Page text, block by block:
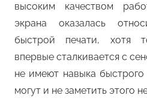
высоким качеством
экрана оказалась
быстрой печати, хотя
впервые сталкивается с
не имеют навыка
могут и не заметить этого